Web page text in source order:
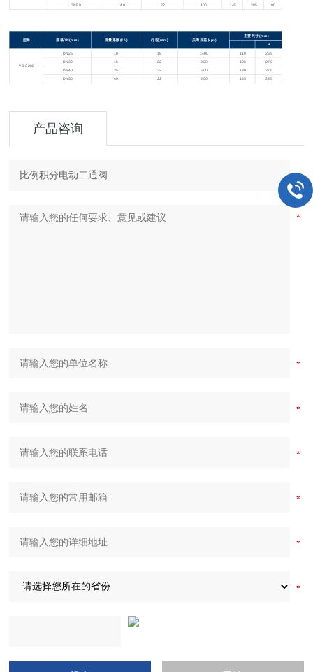
DN50
40 22 400 145 285 90
型号 规格DN(mm) 流量系数(KV) 行程(mm) 关闭压差(kpa)
主要尺寸(mm)
L
H
VB-3200
DN25 10 19 1400 110
265
DN32
16 22 800 120
270
DN40
25 22 500 130
275
DN50
40 22 400 145 285
产品咨询